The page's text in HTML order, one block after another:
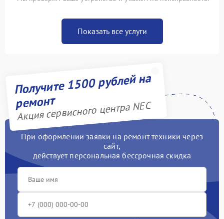
Показать все услуги
Получите 1500 рублей на
ремонт
Акция сервисного центра NEC
При оформлении заявки на ремонт техники через
сайт,
действует персональная бессрочная скидка